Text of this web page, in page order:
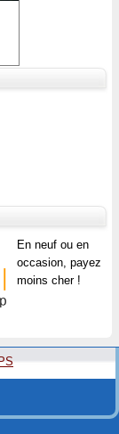
En neuf ou en
occasion, payez
moins cher !